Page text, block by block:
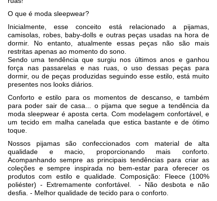
O que é moda sleepwear?
Inicialmente, esse conceito está relacionado a pijamas,
camisolas, robes, baby-dolls e outras peças usadas na hora de
dormir. No entanto, atualmente essas peças não são mais
restritas apenas ao momento do sono.
Sendo uma tendência que surgiu nos últimos anos e ganhou
força nas passarelas e nas ruas, o uso dessas peças para
dormir, ou de peças produzidas seguindo esse estilo, está muito
presentes nos looks diários.
Conforto e estilo para os momentos de descanso, e também
para poder sair de casa... o pijama que segue a tendência da
moda sleepwear é aposta certa. Com modelagem confortável, e
um tecido em malha canelada que estica bastante e de ótimo
toque.
Nossos pijamas são confeccionados com material de alta
qualidade e macio, proporcionando mais conforto.
Acompanhando sempre as principais tendências para criar as
coleções e sempre inspirada no bem-estar para oferecer os
produtos com estilo e qualidade. Composição: Fleece (100%
poliéster) - Extremamente confortável. - Não desbota e não
desfia. - Melhor qualidade de tecido para o conforto.